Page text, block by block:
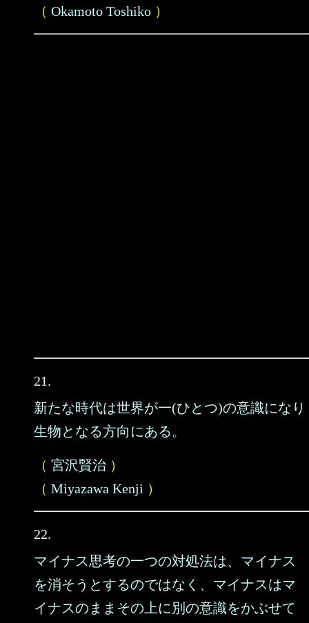
（ Okamoto Toshiko ）
21.
新たな時代は世界が一(ひとつ)の意識になり
生物となる方向にある。
（ 宮沢賢治 ）
（ Miyazawa Kenji ）
22.
マイナス思考の一つの対処法は、マイナス
を消そうとするのではなく、マイナスはマ
イナスのままその上に別の意識をかぶせて